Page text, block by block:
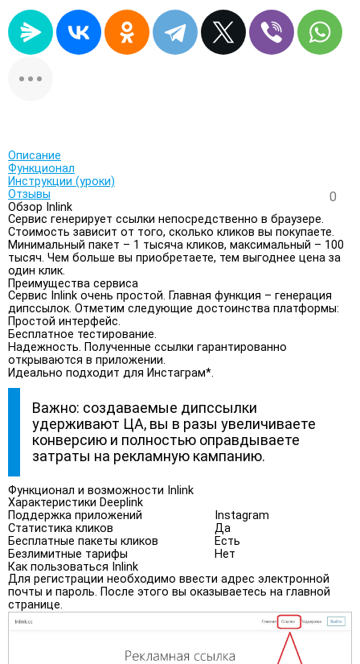
Описание
Функционал
Инструкции (уроки)
Отзывы
0
Обзор Inlink
Сервис генерирует ссылки непосредственно в браузере.
Стоимость зависит от того, сколько кликов вы покупаете.
Минимальный пакет – 1 тысяча кликов, максимальный – 100
тысяч. Чем больше вы приобретаете, тем выгоднее цена за
один клик.
Преимущества сервиса
Сервис Inlink очень простой. Главная функция – генерация
дипссылок. Отметим следующие достоинства платформы:
Простой интерфейс.
Бесплатное тестирование.
Надежность. Полученные ссылки гарантированно
открываются в приложении.
Идеально подходит для Инстаграм*.
Важно: создаваемые дипссылки
удерживают ЦА, вы в разы увеличиваете
конверсию и полностью оправдываете
затраты на рекламную кампанию.
Функционал и возможности Inlink
Характеристики Deeplink
Поддержка приложений
Instagram
Статистика кликов
Да
Бесплатные пакеты кликов
Есть
Безлимитные тарифы
Нет
Как пользоваться Inlink
Для регистрации необходимо ввести адрес электронной
почты и пароль. После этого вы оказываетесь на главной
странице.